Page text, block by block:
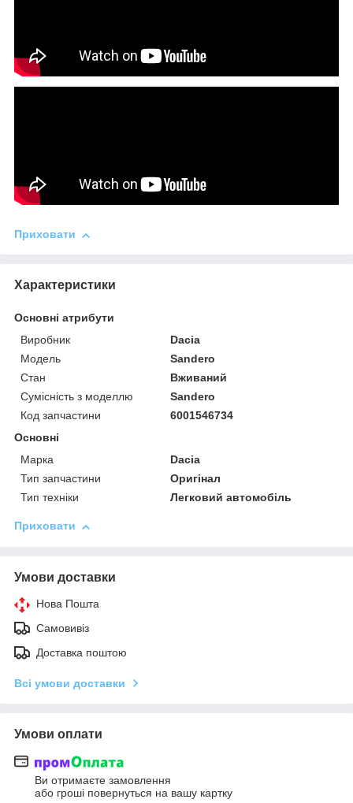
Приховати
Характеристики
Основні атрибути
Виробник
Dacia
Модель
Sandero
Стан
Вживаний
Сумісність з моделлю
Sandero
Код запчастини
6001546734
Основні
Марка
Dacia
Тип запчастини
Оригінал
Тип техніки
Легковий автомобіль
Приховати
Умови доставки
Нова Пошта
Самовивіз
Доставка поштою
Всі умови доставки
Умови оплати
Ви отримаєте замовлення
або гроші повернуться на вашу картку